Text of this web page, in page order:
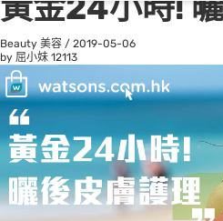
Beauty 美容 / 2019-05-06
by 屈小妹 12113